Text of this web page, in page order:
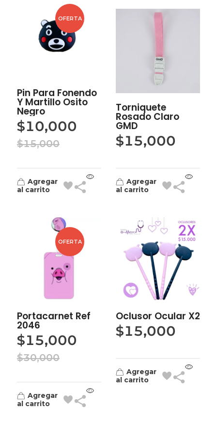
OFERTA
Pin Para Fonendo
Y Martillo Osito
Negro
$10,000
$15,000
Agregar
al carrito
Torniquete
Rosado Claro
GMD
$15,000
Agregar
al carrito
OFERTA
Portacarnet Ref
2046
$15,000
$30,000
Agregar
al carrito
Oclusor Ocular X2
$15,000
Agregar
al carrito